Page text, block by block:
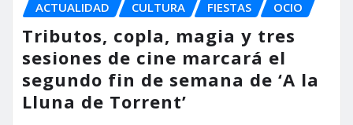
ACTUALIDAD CULTURA FIESTAS OCIO
Tributos, copla, magia y tres
sesiones de cine marcará el
segundo fin de semana de ‘A la
Lluna de Torrent’